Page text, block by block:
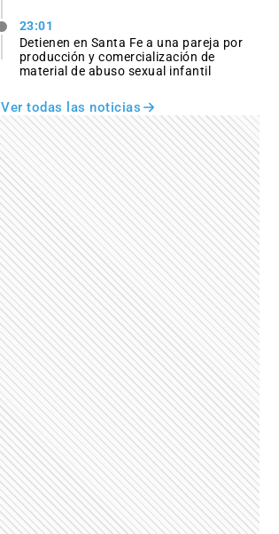
23:01
Detienen en Santa Fe a una pareja por
producción y comercialización de
material de abuso sexual infantil
Ver todas las noticias